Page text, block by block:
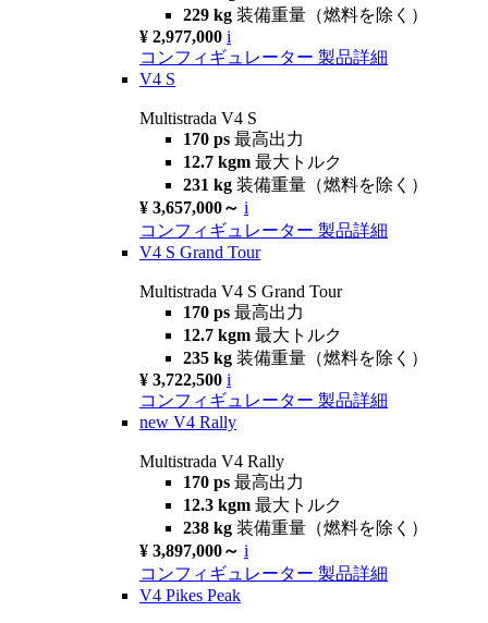
229 kg 装備重量（燃料を除く）
¥ 2,977,000 i
コンフィギュレーター 製品詳細
V4 S
Multistrada V4 S
170 ps 最高出力
12.7 kgm 最大トルク
231 kg 装備重量（燃料を除く）
¥ 3,657,000～ i
コンフィギュレーター 製品詳細
V4 S Grand Tour
Multistrada V4 S Grand Tour
170 ps 最高出力
12.7 kgm 最大トルク
235 kg 装備重量（燃料を除く）
¥ 3,722,500 i
コンフィギュレーター 製品詳細
new V4 Rally
Multistrada V4 Rally
170 ps 最高出力
12.3 kgm 最大トルク
238 kg 装備重量（燃料を除く）
¥ 3,897,000～ i
コンフィギュレーター 製品詳細
V4 Pikes Peak